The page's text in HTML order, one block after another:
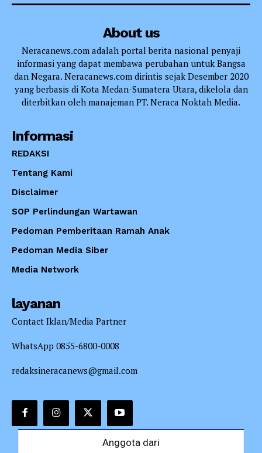
About us
Neracanews.com adalah portal berita nasional penyaji
informasi yang dapat membawa perubahan untuk Bangsa
dan Negara. Neracanews.com dirintis sejak Desember 2020
yang berbasis di Kota Medan-Sumatera Utara, dikelola dan
diterbitkan oleh manajeman PT. Neraca Noktah Media.
Informasi
REDAKSI
Tentang Kami
Disclaimer
SOP Perlindungan Wartawan
Pedoman Pemberitaan Ramah Anak
Pedoman Media Siber
Media Network
layanan
Contact Iklan/Media Partner
WhatsApp 0855-6800-0008
redaksineracanews@gmail.com
Anggota dari